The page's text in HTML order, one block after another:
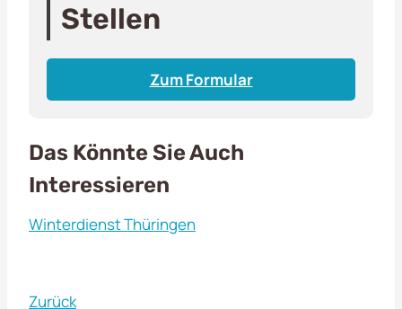
Stellen
Zum Formular
Das Könnte Sie Auch
Interessieren
Winterdienst Thüringen
Zurück